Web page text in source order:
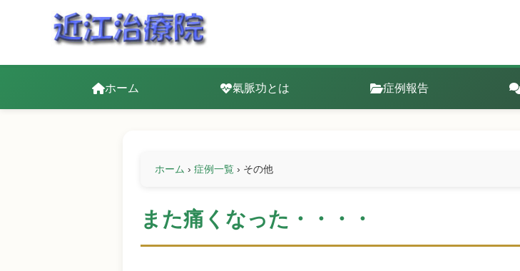
ホーム 氣脈功とは 症例報告
ホーム › 症例一覧 › その他
また痛くなった・・・・